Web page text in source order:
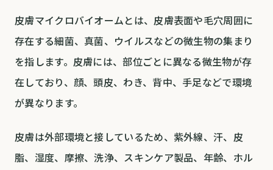
皮膚マイクロバイオームとは、皮膚表面や毛穴周囲に
存在する細菌、真菌、ウイルスなどの微生物の集まり
を指します。皮膚には、部位ごとに異なる微生物が存
在しており、顔、頭皮、わき、背中、手足などで環境
が異なります。
皮膚は外部環境と接しているため、紫外線、汗、皮
脂、湿度、摩擦、洗浄、スキンケア製品、年齢、ホル